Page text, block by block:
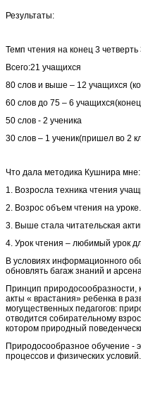
Результаты:
Темп чтения на конец 3 четверть
Всего:21 учащихся
80 слов и выше – 12 учащихся
60 слов до 75 – 6
50 слов - 2 ученика
30 слов – 1 ученик(пришел во 2
Что дала методика Кушнира мне:
1. Возросла техника чтения
2. Возрос объем чтения на уроке.
3. Выше стала читательская
4. Урок чтения – любимый урок
В условиях информационного
обновлять багаж знаний и
Принцип природосообразности,
акты « врастания» ребенка в
могущественных педагогов:
отводится собирательному
котором природный
Природосообразное обучение -
процессов и физических условий.